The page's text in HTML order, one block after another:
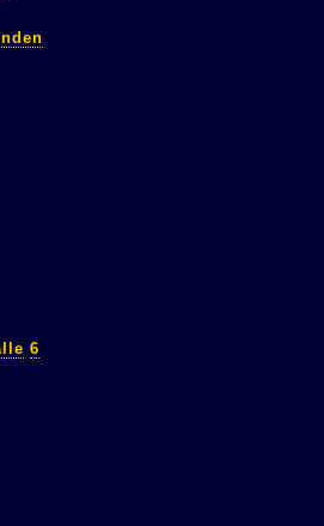
6